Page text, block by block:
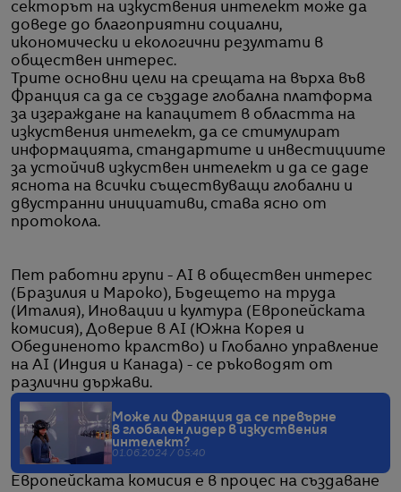
секторът на изкуствения интелект може да
доведе до благоприятни социални,
икономически и екологични резултати в
обществен интерес.
Трите основни цели на срещата на върха във
Франция са да се създаде глобална платформа
за изграждане на капацитет в областта на
изкуствения интелект, да се стимулират
информацията, стандартите и инвестициите
за устойчив изкуствен интелект и да се даде
яснота на всички съществуващи глобални и
двустранни инициативи, става ясно от
протокола.
Пет работни групи - AI в обществен интерес
(Бразилия и Мароко), Бъдещето на труда
(Италия), Иновации и култура (Европейската
комисия), Доверие в AI (Южна Корея и
Обединеното кралство) и Глобално управление
на AI (Индия и Канада) - се ръководят от
различни държави.
Може ли Франция да се превърне
в глобален лидер в изкуствения
интелект?
01.06.2024 / 05:40
Европейската комисия е в процес на създаване